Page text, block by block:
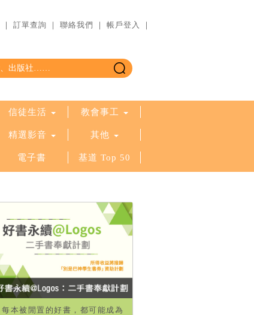
｜ 訂單查詢 ｜ 聯絡我們 ｜ 帳戶登入 ｜
信徒生活 教會事工
精選影音 其他
電子書 基道 Top 50
每本被閒置的好書，都可能成為